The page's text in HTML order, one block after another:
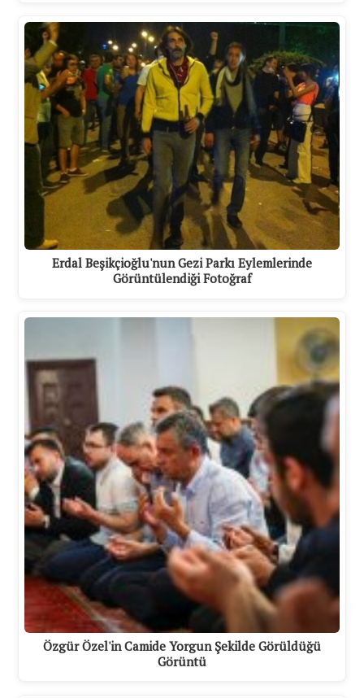
Erdal Beşikçioğlu'nun Gezi Parkı Eylemlerinde
Görüntülendiği Fotoğraf
Özgür Özel'in Camide Yorgun Şekilde Görüldüğü
Görüntü